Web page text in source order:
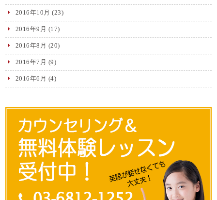
2016年10月 (23)
2016年9月 (17)
2016年8月 (20)
2016年7月 (9)
2016年6月 (4)